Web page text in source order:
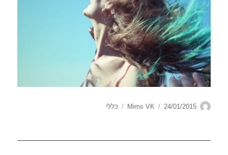
מחבר Mims VK
פורסם 24/01/2015 קטגוריות
כללי